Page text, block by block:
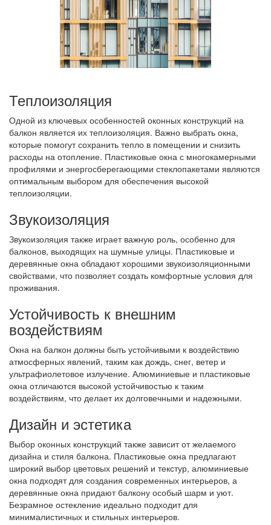
Теплоизоляция
Одной из ключевых особенностей оконных конструкций на
балкон является их теплоизоляция. Важно выбрать окна,
которые помогут сохранить тепло в помещении и снизить
расходы на отопление. Пластиковые окна с многокамерными
профилями и энергосберегающими стеклопакетами являются
оптимальным выбором для обеспечения высокой
теплоизоляции.
Звукоизоляция
Звукоизоляция также играет важную роль, особенно для
балконов, выходящих на шумные улицы. Пластиковые и
деревянные окна обладают хорошими звукоизоляционными
свойствами, что позволяет создать комфортные условия для
проживания.
Устойчивость к внешним
воздействиям
Окна на балкон должны быть устойчивыми к воздействию
атмосферных явлений, таким как дождь, снег, ветер и
ультрафиолетовое излучение. Алюминиевые и пластиковые
окна отличаются высокой устойчивостью к таким
воздействиям, что делает их долговечными и надежными.
Дизайн и эстетика
Выбор оконных конструкций также зависит от желаемого
дизайна и стиля балкона. Пластиковые окна предлагают
широкий выбор цветовых решений и текстур, алюминиевые
окна подходят для создания современных интерьеров, а
деревянные окна придают балкону особый шарм и уют.
Безрамное остекление идеально подходит для
минималистичных и стильных интерьеров.